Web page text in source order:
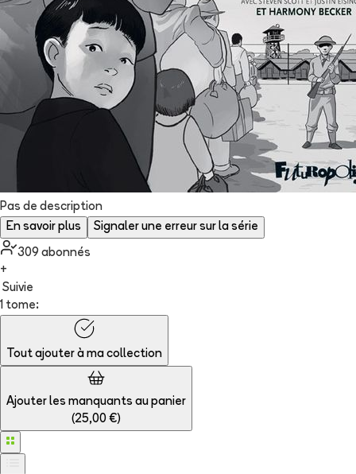
Pas de description
En savoir plus
Signaler une erreur sur la série
309 abonnés
+
Suivie
1 tome:
Tout ajouter à ma collection
Ajouter les manquants au panier
(25,00 €)